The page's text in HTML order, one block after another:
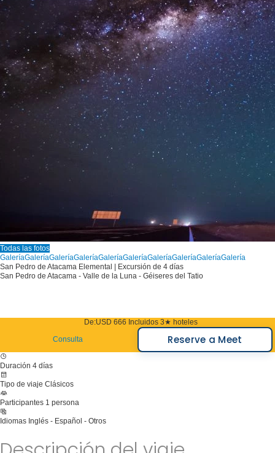
Todas las fotos
GaleríaGaleríaGaleríaGaleríaGaleríaGaleríaGaleríaGaleríaGaleríaGalería
San Pedro de Atacama Elemental | Excursión de 4 días
San Pedro de Atacama - Valle de la Luna - Géiseres del Tatio
De:USD 666 Incluidos 3★ hoteles
Consulta
Reserve a Meet
Duración 4 días
Tipo de viaje Clásicos
Participantes 1 persona
Idiomas Inglés - Español - Otros